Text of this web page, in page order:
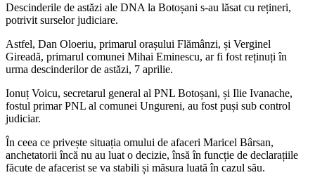
Descinderile de astăzi ale DNA la Botoșani s-au lăsat cu rețineri,
potrivit surselor judiciare.
Astfel, Dan Oloeriu, primarul orașului Flămânzi, și Verginel
Gireadă, primarul comunei Mihai Eminescu, ar fi fost reținuți în
urma descinderilor de astăzi, 7 aprilie.
Ionuț Voicu, secretarul general al PNL Botoșani, și Ilie Ivanache,
fostul primar PNL al comunei Ungureni, au fost puși sub control
judiciar.
În ceea ce privește situația omului de afaceri Maricel Bârsan,
anchetatorii încă nu au luat o decizie, însă în funcție de declarațiile
făcute de afacerist se va stabili și măsura luată în cazul său.